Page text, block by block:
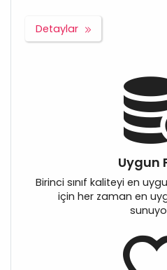
Detaylar
Uygun
Birinci sınıf kaliteyi en
için her zaman en